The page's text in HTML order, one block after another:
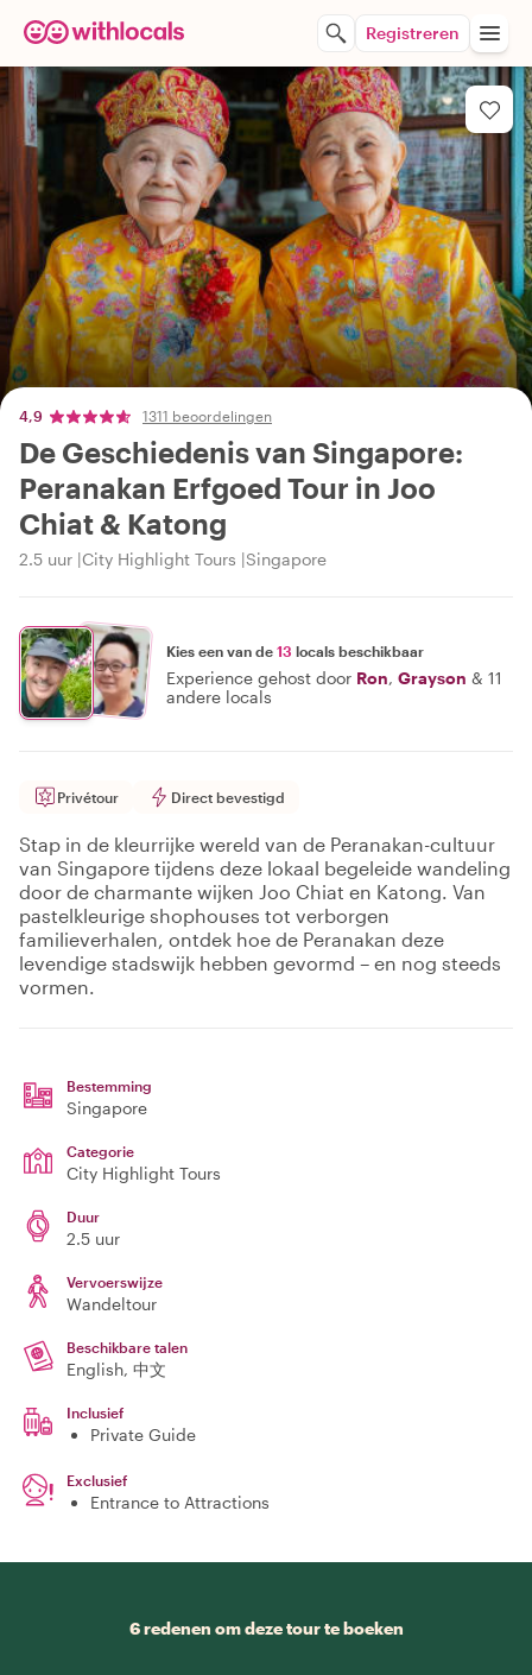
Registreren
4,9 1311 beoordelingen
De Geschiedenis van Singapore:
Peranakan Erfgoed Tour in Joo
Chiat & Katong
2.5 uur City Highlight Tours Singapore
Kies een van de 13 locals beschikbaar
Experience gehost door Ron, Grayson & 11
andere locals
Privétour Direct bevestigd
Stap in de kleurrijke wereld van de Peranakan-cultuur
van Singapore tijdens deze lokaal begeleide wandeling
door de charmante wijken Joo Chiat en Katong. Van
pastelkleurige shophouses tot verborgen
familieverhalen, ontdek hoe de Peranakan deze
levendige stadswijk hebben gevormd – en nog steeds
vormen.
Bestemming
Singapore
Categorie
City Highlight Tours
Duur
2.5 uur
Vervoerswijze
Wandeltour
Beschikbare talen
English, 中文
Inclusief
Private Guide
Exclusief
Entrance to Attractions
6 redenen om deze tour te boeken